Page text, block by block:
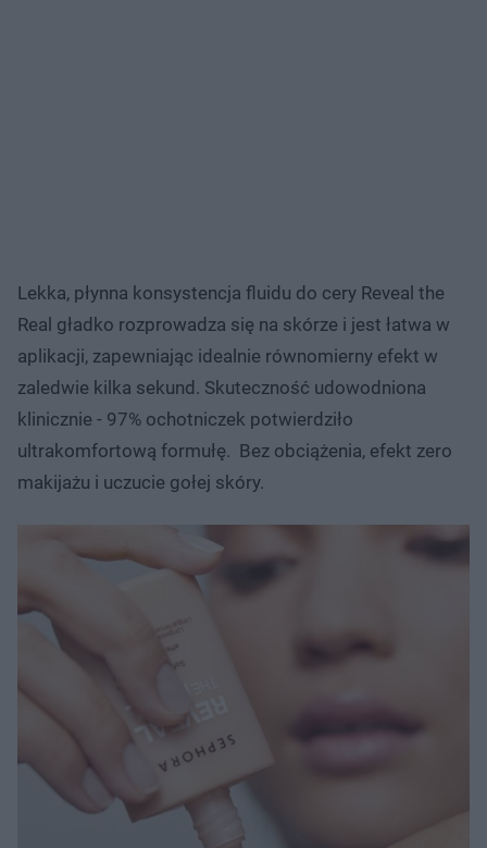
Lekka, płynna konsystencja fluidu do cery Reveal the
Real gładko rozprowadza się na skórze i jest łatwa w
aplikacji, zapewniając idealnie równomierny efekt w
zaledwie kilka sekund. Skuteczność udowodniona
klinicznie - 97% ochotniczek potwierdziło
ultrakomfortową formułę. Bez obciążenia, efekt zero
makijażu i uczucie gołej skóry.